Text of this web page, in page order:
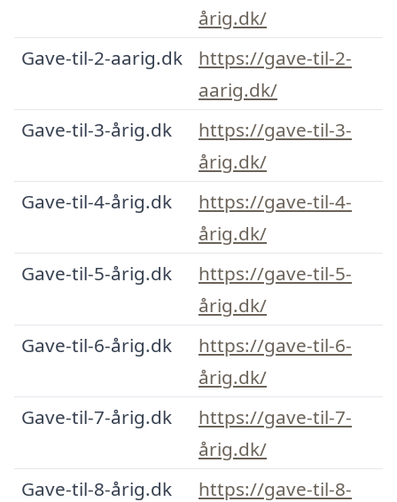
årig.dk/
Gave-til-2-aarig.dk
https://gave-til-2-
aarig.dk/
Gave-til-3-årig.dk
https://gave-til-3-
årig.dk/
Gave-til-4-årig.dk
https://gave-til-4-
årig.dk/
Gave-til-5-årig.dk
https://gave-til-5-
årig.dk/
Gave-til-6-årig.dk
https://gave-til-6-
årig.dk/
Gave-til-7-årig.dk
https://gave-til-7-
årig.dk/
Gave-til-8-årig.dk
https://gave-til-8-